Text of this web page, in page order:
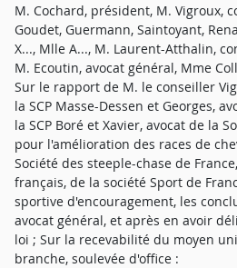
M. Cochard, président, M. Vigroux,
Goudet, Guermann, Saintoyant,
X..., Mlle A..., M. Laurent-Atthalin,
M. Ecoutin, avocat général, Mme
Sur le rapport de M. le conseiller
la SCP Masse-Dessen et Georges,
la SCP Boré et Xavier, avocat de la
pour l'amélioration des races de
Société des steeple-chase de
français, de la société Sport de
sportive d'encouragement, les
avocat général, et après en avoir
loi ; Sur la recevabilité du moyen
branche, soulevée d'office :